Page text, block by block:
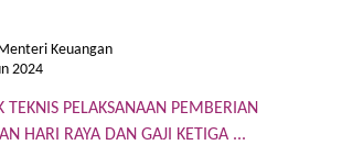
Keuangan
2024
TEKNIS PELAKSANAAN PEMBERIAN
HARI RAYA DAN GAJI KETIGA ...